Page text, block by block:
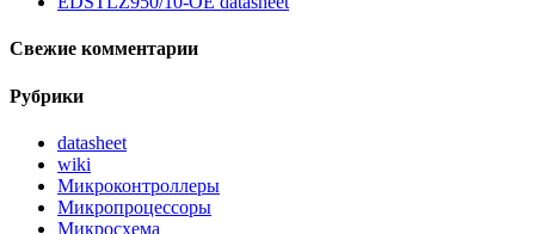
Свежие комментарии
Рубрики
datasheet
wiki
Микроконтроллеры
Микропроцессоры
Микросхема